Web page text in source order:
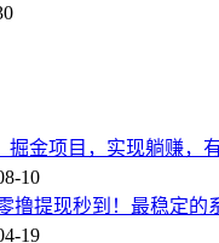
掘金项目，实现躺赚，
10
撸提现秒到！最稳定的
19